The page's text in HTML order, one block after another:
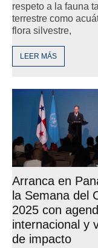
respeto a la fauna
terrestre como
flora silvestre,
LEER MÁS
Arranca en
la Semana del
2025 con
internacional y
de impacto